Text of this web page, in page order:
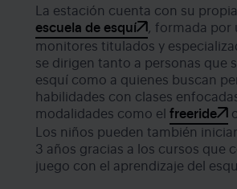
La estación cuenta con su propia
escuela de esquí
, formada por
monitores titulados y
se dirigen tanto a personas que
esquí como a quienes buscan
habilidades con clases
modalidades como el freeride
Los niños pueden también
3 años gracias a los cursos que
juego con el aprendizaje del